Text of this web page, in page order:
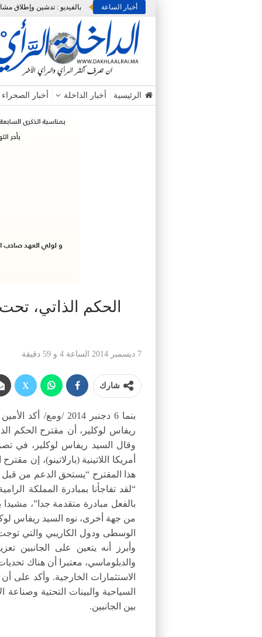
أخبار الساعة
الرئيسية أخبار الداخلة أخبار الصحراء
الحكم الذاتي،
7 ديسمبر 2014 الساعة 4 و 59 دقيقة
شارك
بنما 6 دجنبر 2014
ريفاس لوكلير، أن مقترح الحكم
وقال السيد ريفاس لوكلير، في
أمريكا اللاتينية (بارلاتينو)، إن
هذا المقترح “يستحق الدعم من قبل
“لقد تفاجأنا بمبادرة المملكة
بالفعل مبادرة متقدمة جدا”،
من جهة أخرى، نوه السيد ريفاس
الوسطى ودول الكاريبي والتي
وأبرز أنه يتعين على الجانبين
والدبلوماسي، معتبرا أن هناك
الاستثمارات الخارجية. وأكد على
السياحية والبينات التحتية
بين الجانبين.